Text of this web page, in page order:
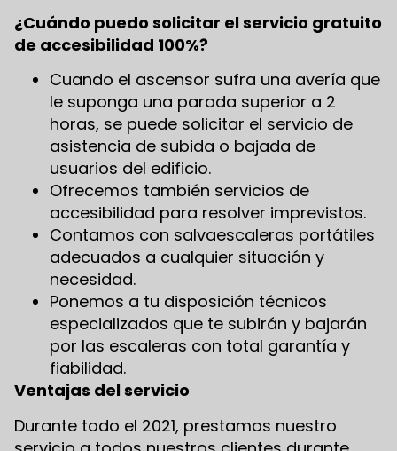
¿Cuándo puedo solicitar el servicio gratuito
de accesibilidad 100%?
Cuando el ascensor sufra una avería que
le suponga una parada superior a 2
horas, se puede solicitar el servicio de
asistencia de subida o bajada de
usuarios del edificio.
Ofrecemos también servicios de
accesibilidad para resolver imprevistos.
Contamos con salvaescaleras portátiles
adecuados a cualquier situación y
necesidad.
Ponemos a tu disposición técnicos
especializados que te subirán y bajarán
por las escaleras con total garantía y
fiabilidad.
Ventajas del servicio
Durante todo el 2021, prestamos nuestro